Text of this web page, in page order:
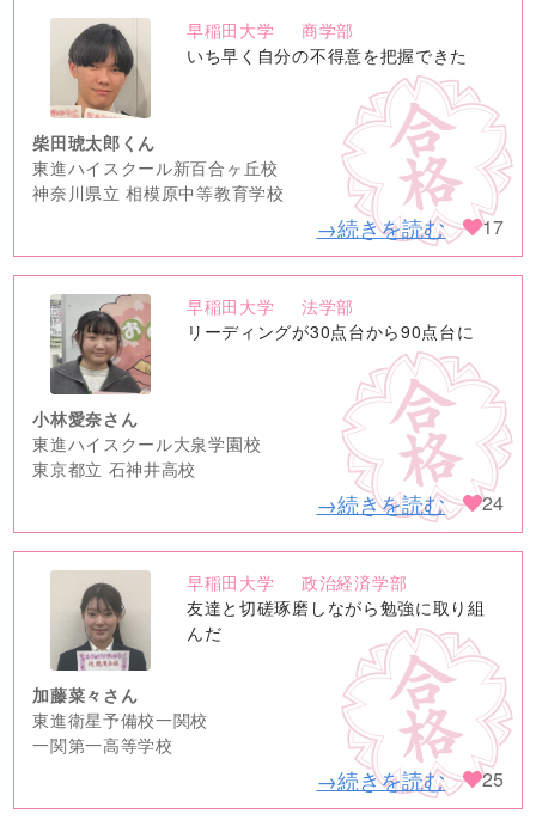
no
image
早稲田大学
商学部
いち早く自分の不得意を把握できた
柴田琥太郎くん
東進ハイスクール新百合ヶ丘校
神奈川県立 相模原中等教育学校
→続きを読む 17
no
image
早稲田大学
法学部
リーディングが30点台から90点台に
小林愛奈さん
東進ハイスクール大泉学園校
東京都立 石神井高校
→続きを読む 24
no
image
早稲田大学
政治経済学部
友達と切磋琢磨しながら勉強に取り組
んだ
加藤菜々さん
東進衛星予備校一関校
一関第一高等学校
→続きを読む 25